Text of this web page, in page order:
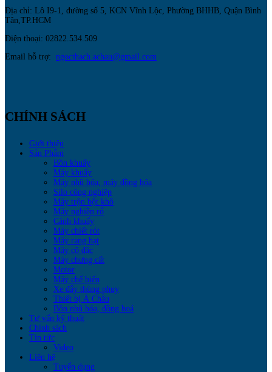
Địa chỉ: Lô I9-1, đường số 5, KCN Vĩnh Lộc, Phường BHHB, Quận Bình
Tân,TP.HCM
Điện thoại: 02822.534.509
Email hỗ trợ: ngocthach.achau@gmail.com
CHÍNH SÁCH
Giới thiệu
Sản Phẩm
Bồn khuấy
Máy khuấy
Máy nhũ hóa, máy đồng hóa
Silo công nghiệp
Máy trộn bột khô
Máy nghiền rổ
Cánh khuấy
Máy chiết rót
Máy rang hạt
Máy cô đặc
Máy chưng cất
Motor
Máy chế biến
Xe đẩy thùng phuy
Thiết bị Á Châu
Bồn nhũ hóa, đồng hoá
Tư vấn kỹ thuật
Chính sách
Tin tức
Video
Liên hệ
Tuyển dụng